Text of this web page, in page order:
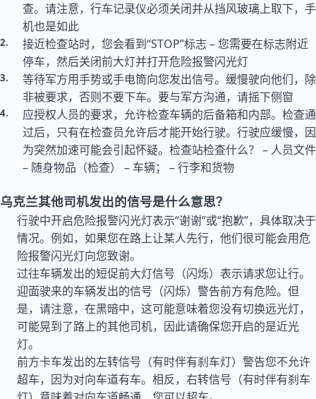
查。请注意，行车记录仪必须关闭并从挡风玻璃上取下，手
机也是如此
接近检查站时，您会看到“STOP”标志 – 您需要在标志附近
停车，然后关闭前大灯并打开危险报警闪光灯
等待军方用手势或手电筒向您发出信号。缓慢驶向他们，除
非被要求，否则不要下车。要与军方沟通，请摇下侧窗
应授权人员的要求，允许检查车辆的后备箱和内部。检查通
过后，只有在检查员允许后才能开始行驶。行驶应缓慢，因
为突然加速可能会引起怀疑。检查站检查什么？ – 人员文件
– 随身物品（检查） – 车辆； – 行李和货物
乌克兰其他司机发出的信号是什么意思？
行驶中开启危险报警闪光灯表示“谢谢”或“抱歉”，具体取决于
情况。例如，如果您在路上让某人先行，他们很可能会用危
险报警闪光灯向您致谢。
过往车辆发出的短促前大灯信号（闪烁）表示请求您让行。
迎面驶来的车辆发出的信号（闪烁）警告前方有危险。但
是，请注意，在黑暗中，这可能意味着您没有切换远光灯，
可能晃到了路上的其他司机，因此请确保您开启的是近光
灯。
前方卡车发出的左转信号（有时伴有刹车灯）警告您不允许
超车，因为对向车道有车。相反，右转信号（有时伴有刹车